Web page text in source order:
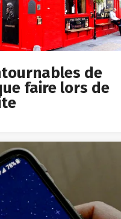
de
faire lors de